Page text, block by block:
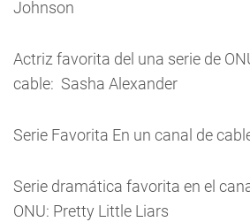
Johnson
Actriz favorita del una serie de
cable: Sasha Alexander
Serie Favorita En un canal de
Serie dramática favorita en el
ONU: Pretty Little Liars